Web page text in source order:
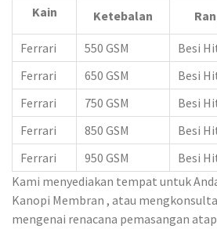
Kain Ketebalan
Ferrari 550 GSM Besi
Ferrari
650 GSM Besi
Ferrari
750 GSM Besi
Ferrari
850 GSM Besi
Ferrari
950 GSM Besi
Kami menyediakan tempat untuk
Kanopi Membran , atau
mengenai renacana pemasangan